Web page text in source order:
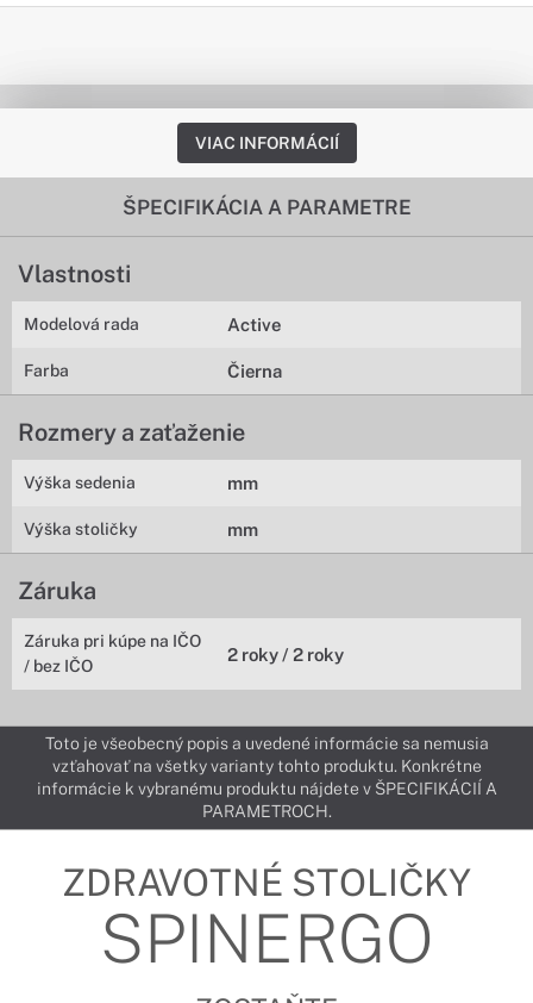
VIAC INFORMÁCIÍ
ŠPECIFIKÁCIA A PARAMETRE
Vlastnosti
Modelová rada Active
Farba Čierna
Rozmery a zaťaženie
Výška sedenia mm
Výška stoličky mm
Záruka
Záruka pri kúpe na IČO
/ bez IČO
2 roky / 2 roky
Toto je všeobecný popis a uvedené informácie sa nemusia
vzťahovať na všetky varianty tohto produktu. Konkrétne
informácie k vybranému produktu nájdete v ŠPECIFIKÁCIÍ A
PARAMETROCH.
ZDRAVOTNÉ STOLIČKY
SPINERGO